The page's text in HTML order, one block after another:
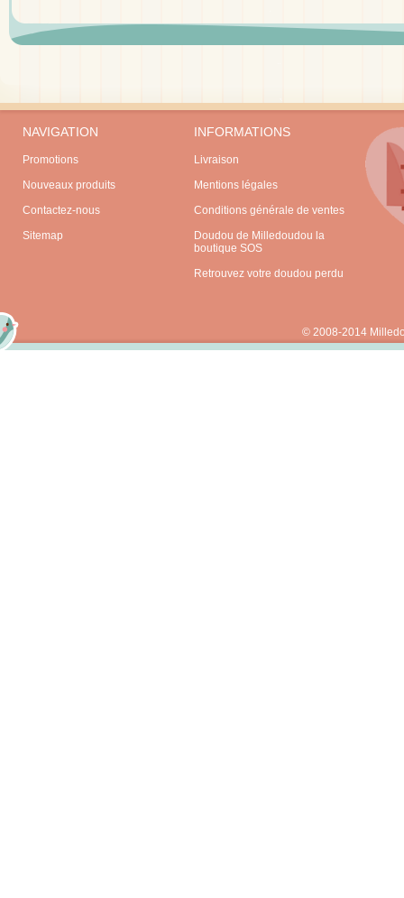
NAVIGATION
Promotions
Nouveaux produits
Contactez-nous
Sitemap
INFORMATIONS
Livraison
Mentions légales
Conditions générale de ventes
Doudou de Milledoudou la
boutique SOS
Retrouvez votre doudou perdu
© 2008-2014